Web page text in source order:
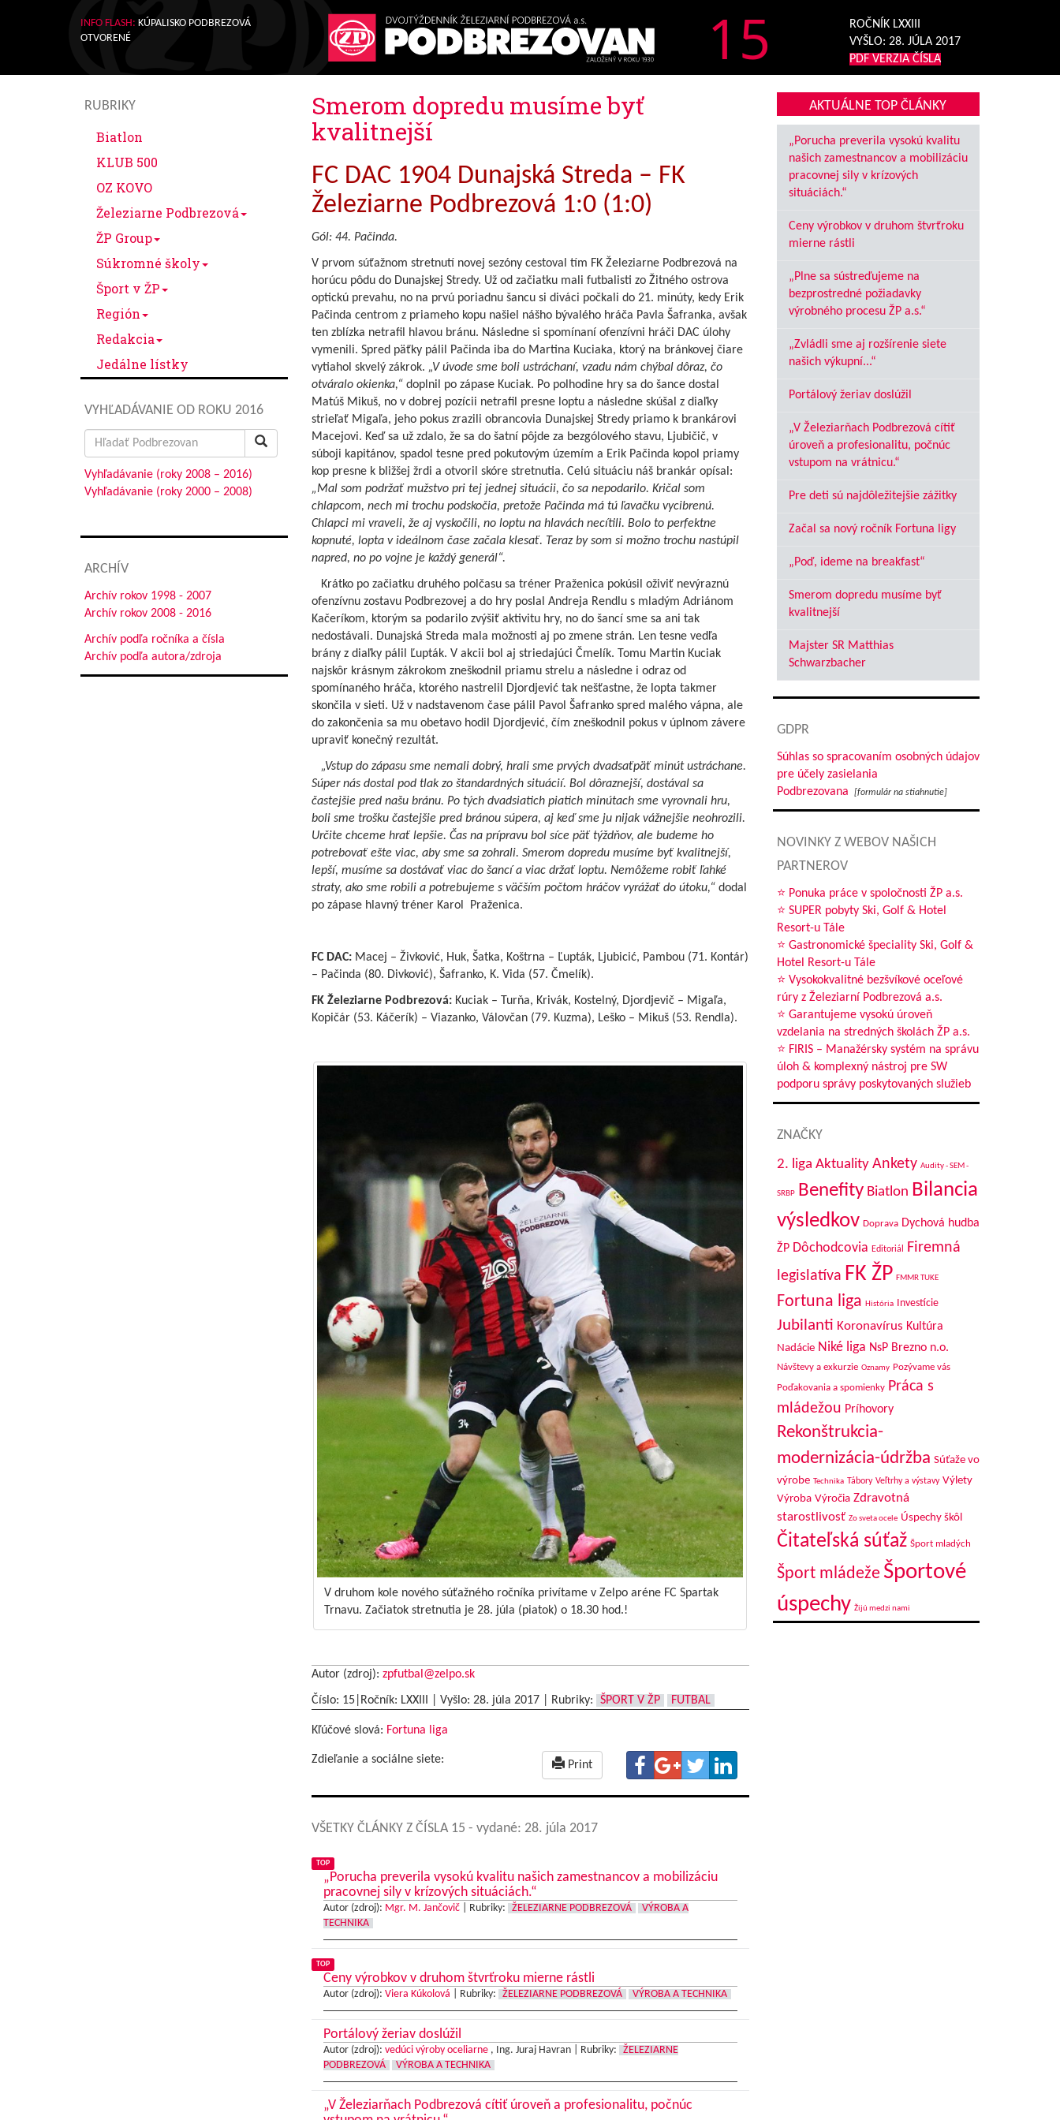
INFO FLASH: KÚPALISKO PODBREZOVÁ
OTVORENÉ
15
ROČNÍK LXXIII
VYŠLO: 28. JÚLA 2017
PDF VERZIA ČÍSLA
RUBRIKY
Biatlon
KLUB 500
OZ KOVO
Železiarne Podbrezová
ŽP Group
Súkromné školy
Šport v ŽP
Región
Redakcia
Jedálne lístky
VYHĽADÁVANIE OD ROKU 2016
Search
for:
Vyhľadávanie (roky 2008 – 2016)
Vyhľadávanie (roky 2000 – 2008)
ARCHÍV
Archív rokov 1998 - 2007
Archív rokov 2008 - 2016
Archív podľa ročníka a čísla
Archív podľa autora/zdroja
Smerom dopredu musíme byť
kvalitnejší
FC DAC 1904 Dunajská Streda – FK
Železiarne Podbrezová 1:0 (1:0)
Gól: 44. Pačinda.
V prvom súťažnom stretnutí novej sezóny cestoval tím FK Železiarne Podbrezová na
horúcu pôdu do Dunajskej Stredy. Už od začiatku mali futbalisti zo Žitného ostrova
optickú prevahu, no na prvú poriadnu šancu si diváci počkali do 21. minúty, kedy Erik
Pačinda centrom z priameho kopu našiel nášho bývalého hráča Pavla Šafranka, avšak
ten zblízka netrafil hlavou bránu. Následne si spomínaní ofenzívni hráči DAC úlohy
vymenili. Spred päťky pálil Pačinda iba do Martina Kuciaka, ktorý na bránkovej čiare
vytiahol skvelý zákrok. „V úvode sme boli ustráchaní, vzadu nám chýbal dôraz, čo
otváralo okienka,“ doplnil po zápase Kuciak. Po polhodine hry sa do šance dostal
Matúš Mikuš, no v dobrej pozícii netrafil presne loptu a následne skúšal z diaľky
strieľať Migaľa, jeho pokus zrazili obrancovia Dunajskej Stredy priamo k brankárovi
Macejovi. Keď sa už zdalo, že sa do šatní pôjde za bezgólového stavu, Ljubičič, v
súboji kapitánov, spadol tesne pred pokutovým územím a Erik Pačinda kopol priamy
kop presne k bližšej žrdi a otvoril skóre stretnutia. Celú situáciu náš brankár opísal:
„Mal som podržať mužstvo pri tej jednej situácii, čo sa nepodarilo. Kričal som
chlapcom, nech mi trochu podskočia, pretože Pačinda má tú ľavačku vycibrenú.
Chlapci mi vraveli, že aj vyskočili, no loptu na hlavách necítili. Bolo to perfektne
kopnuté, lopta v ideálnom čase začala klesať. Teraz by som si možno trochu nastúpil
napred, no po vojne je každý generál“.
Krátko po začiatku druhého polčasu sa tréner Praženica pokúsil oživiť nevýraznú
ofenzívnu zostavu Podbrezovej a do hry poslal Andreja Rendlu s mladým Adriánom
Kačeríkom, ktorým sa podarilo zvýšiť aktivitu hry, no do šancí sme sa ani tak
nedostávali. Dunajská Streda mala možnosti aj po zmene strán. Len tesne vedľa
brány z diaľky pálil Ľupták. V akcii bol aj striedajúci Čmelík. Tomu Martin Kuciak
najskôr krásnym zákrokom zneškodnil priamu strelu a následne i odraz od
spomínaného hráča, ktorého nastrelil Djordjević tak nešťastne, že lopta takmer
skončila v sieti. Už v nadstavenom čase pálil Pavol Šafranko spred malého vápna, ale
do zakončenia sa mu obetavo hodil Djordjević, čím zneškodnil pokus v úplnom závere
upraviť konečný rezultát.
„Vstup do zápasu sme nemali dobrý, hrali sme prvých dvadsaťpäť minút ustráchane.
Súper nás dostal pod tlak zo štandardných situácií. Bol dôraznejší, dostával sa
častejšie pred našu bránu. Po tých dvadsiatich piatich minútach sme vyrovnali hru,
boli sme trošku častejšie pred bránou súpera, aj keď sme ju nijak vážnejšie neohrozili.
Určite chceme hrať lepšie. Čas na prípravu bol síce päť týždňov, ale budeme ho
potrebovať ešte viac, aby sme sa zohrali. Smerom dopredu musíme byť kvalitnejší,
lepší, musíme sa dostávať viac do šancí a viac držať loptu. Nemôžeme robiť ľahké
straty, ako sme robili a potrebujeme s väčším počtom hráčov vyrážať do útoku,“ dodal
po zápase hlavný tréner Karol Praženica.
FC DAC:Macej – Živković, Huk, Šatka, Koštrna – Ľupták, Ljubicić, Pambou (71. Kontár)
– Pačinda (80. Divković), Šafranko, K. Vida (57. Čmelík).
FK Železiarne Podbrezová:Kuciak – Turňa, Krivák, Kostelný, Djordjevič – Migaľa,
Kopičár (53. Káčerík) – Viazanko, Válovčan (79. Kuzma), Leško – Mikuš (53. Rendla).
V druhom kole nového súťažného ročníka privítame v Zelpo aréne FC Spartak
Trnavu. Začiatok stretnutia je 28. júla (piatok) o 18.30 hod.!
Autor (zdroj): zpfutbal@zelpo.sk
Číslo: 15|Ročník: LXXIII | Vyšlo: 28. júla 2017| Rubriky: ŠPORT V ŽP FUTBAL
Kľúčové slová: Fortuna liga
Zdieľanie a sociálne siete: Print
VŠETKY ČLÁNKY Z ČÍSLA 15 - vydané: 28. júla 2017
TOP
„Porucha preverila vysokú kvalitu našich zamestnancov a mobilizáciu
pracovnej sily v krízových situáciách.“
Autor (zdroj): Mgr. M. Jančovič| Rubriky: ŽELEZIARNE PODBREZOVÁ
VÝROBA A
TECHNIKA
TOP
Ceny výrobkov v druhom štvrťroku mierne rástli
Autor (zdroj): Viera Kúkolová Rubriky: ŽELEZIARNE PODBREZOVÁ VÝROBA A TECHNIKA
Portálový žeriav doslúžil
Autor (zdroj): vedúci výroby oceliarne, Ing. Juraj Havran | Rubriky:
ŽELEZIARNE
PODBREZOVÁ
VÝROBA A TECHNIKA
„V Železiarňach Podbrezová cítiť úroveň a profesionalitu, počnúc
AKTUÁLNE TOP ČLÁNKY
„Porucha preverila vysokú kvalitu
našich zamestnancov a mobilizáciu
pracovnej sily v krízových
situáciách.“
Ceny výrobkov v druhom štvrťroku
mierne rástli
„Plne sa sústreďujeme na
bezprostredné požiadavky
výrobného procesu ŽP a.s.“
„Zvládli sme aj rozšírenie siete
našich výkupní...“
Portálový žeriav doslúžil
„V Železiarňach Podbrezová cítiť
úroveň a profesionalitu, počnúc
vstupom na vrátnicu.“
Pre deti sú najdôležitejšie zážitky
Začal sa nový ročník Fortuna ligy
„Poď, ideme na breakfast“
Smerom dopredu musíme byť
kvalitnejší
Majster SR Matthias
Schwarzbacher
GDPR
Súhlas so spracovaním osobných údajov
pre účely zasielania
Podbrezovana
[formulár na stiahnutie]
NOVINKY Z WEBOV NAŠICH
PARTNEROV
⭐ Ponuka práce v spoločnosti ŽP a.s.
⭐ SUPER pobyty Ski, Golf & Hotel
Resort-u Tále
⭐ Gastronomické špeciality Ski, Golf &
Hotel Resort-u Tále
⭐ Vysokokvalitné bezšvíkové oceľové
rúry z Železiarní Podbrezová a.s.
⭐ Garantujeme vysokú úroveň
vzdelania na stredných školách ŽP a.s.
⭐ FIRIS – Manažérsky systém na správu
úloh & komplexný nástroj pre SW
podporu správy poskytovaných služieb
ZNAČKY
2. liga Aktuality Ankety Audity - SEM -
SRBP Benefity Biatlon Bilancia
výsledkov Doprava Dychová hudba
ŽP Dôchodcovia Editoriál
Firemná
legislatíva FK ŽP FMMR TUKE
Fortuna liga História Investície
Jubilanti Koronavírus Kultúra
Nadácie Niké liga NsP Brezno n.o.
Návštevy a exkurzie Oznamy Pozývame vás
Poďakovania a spomienky Práca s
mládežou Príhovory
Rekonštrukcia-
modernizácia-údržba Súťaže vo
výrobe Technika Tábory Veľtrhy a výstavy Výlety
Výroba Výročia Zdravotná
starostlivosť Zo sveta ocele Úspechy škôl
Čitateľská súťaž Šport mladých
Šport mládeže Športové
úspechy Žijú medzi nami